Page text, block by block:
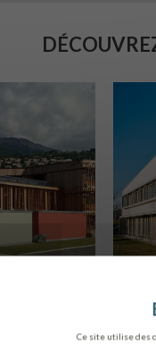
Ce site utilise des